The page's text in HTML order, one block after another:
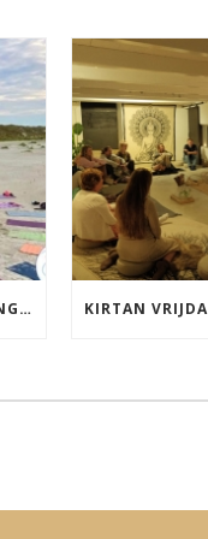
YOGA VAKANTIE TERSCHELLING 17 T/M 19 JULI